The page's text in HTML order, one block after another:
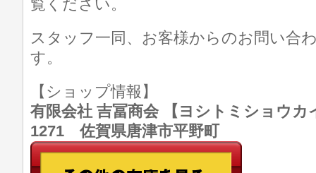
覧ください。
スタッフ一同、お客様からのお問い合
す。
【ショップ情報】
有限会社 吉冨商会 【ヨシトミショウ
1271 佐賀県唐津市平野町